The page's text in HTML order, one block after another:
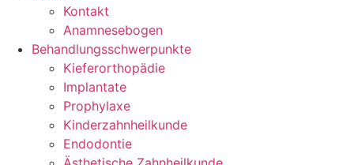
Kontakt
Anamnesebogen
Behandlungsschwerpunkte
Kieferorthopädie
Implantate
Prophylaxe
Kinderzahnheilkunde
Endodontie